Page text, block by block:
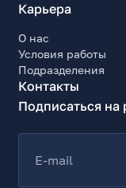
Карьера
О нас
Условия работы
Подразделения
Контакты
Подписаться на
E-mail